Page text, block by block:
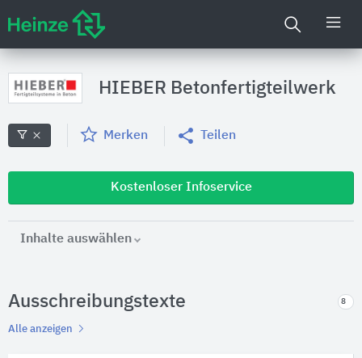
HIEBER Betonfertigteilwerk
Merken Teilen
Kostenloser Infoservice
Inhalte auswählen
Ausschreibungstexte 8
Alle anzeigen